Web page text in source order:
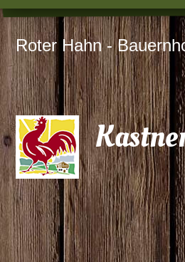
Roter Hahn -